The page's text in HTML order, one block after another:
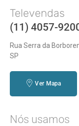
Televendas
(11) 4057-
Rua Serra da
SP
Ver Mapa
Nós usamos